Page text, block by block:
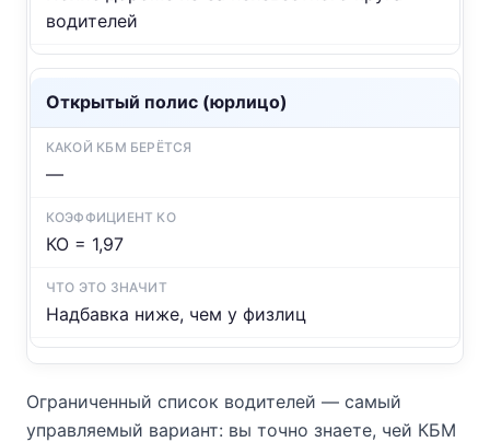
водителей
Открытый полис (юрлицо)
—
КО = 1,97
Надбавка ниже, чем у физлиц
Ограниченный список водителей — самый
управляемый вариант: вы точно знаете, чей КБМ